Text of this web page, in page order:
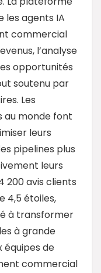
les agents IA
commercial
l’analyse
opportunités
soutenu par
Les
au monde font
leurs
pipelines plus
leurs
200 avis clients
4,5 étoiles,
à transformer
à grande
équipes de
commercial